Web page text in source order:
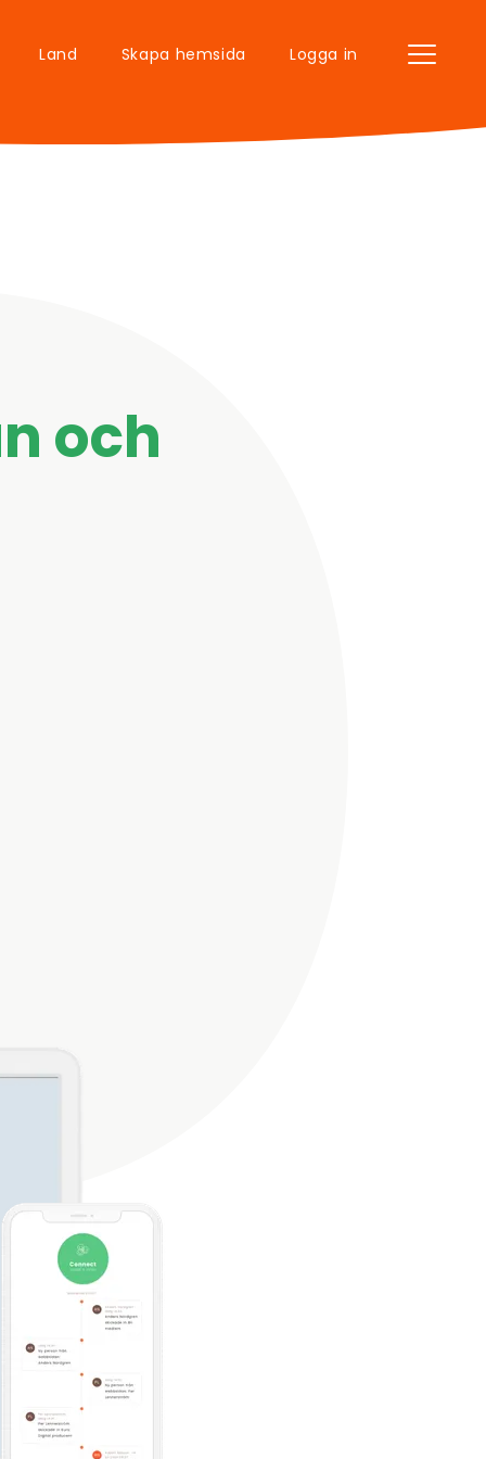
Land Skapa hemsida Logga in
och